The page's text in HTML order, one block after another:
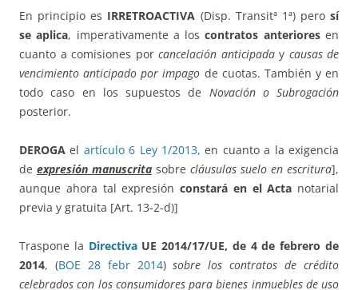
En principio es IRRETROACTIVA (Disp. Transitª 1ª) pero sí
se aplica, imperativamente a loscontratos anterioresen
cuanto a comisiones por cancelación anticipaday causas de
vencimiento anticipado por impago de cuotas. También y en
todo caso en los supuestos de Novación o Subrogación
posterior.
DEROGA el artículo 6 Ley 1/2013, en cuanto a la exigencia
de expresión manuscrita sobre cláusulas suelo en escritura],
aunque ahora tal expresión constará en el Acta notarial
previa y gratuita [Art. 13-2-d)]
Traspone la DirectivaUE 2014/17/UE, de 4 de febrero de
2014, (BOE 28 febr 2014)sobre los contratos de crédito
celebrados con los consumidores para bienes inmuebles de uso